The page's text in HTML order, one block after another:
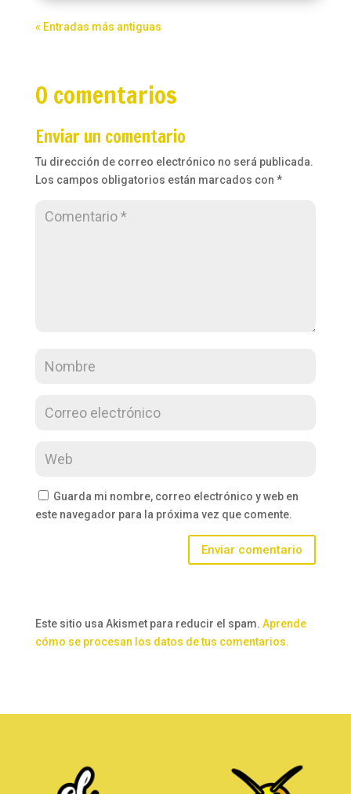
« Entradas más antiguas
0 comentarios
Enviar un comentario
Tu dirección de correo electrónico no será publicada.
Los campos obligatorios están marcados con *
Guarda mi nombre, correo electrónico y web en
este navegador para la próxima vez que comente.
Enviar comentario
Este sitio usa Akismet para reducir el spam. Aprende
cómo se procesan los datos de tus comentarios.